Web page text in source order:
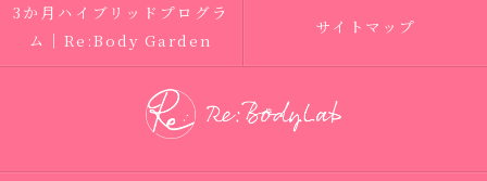
3か月ハイブリッドプログラ
ム｜Re:Body Garden
サイトマップ